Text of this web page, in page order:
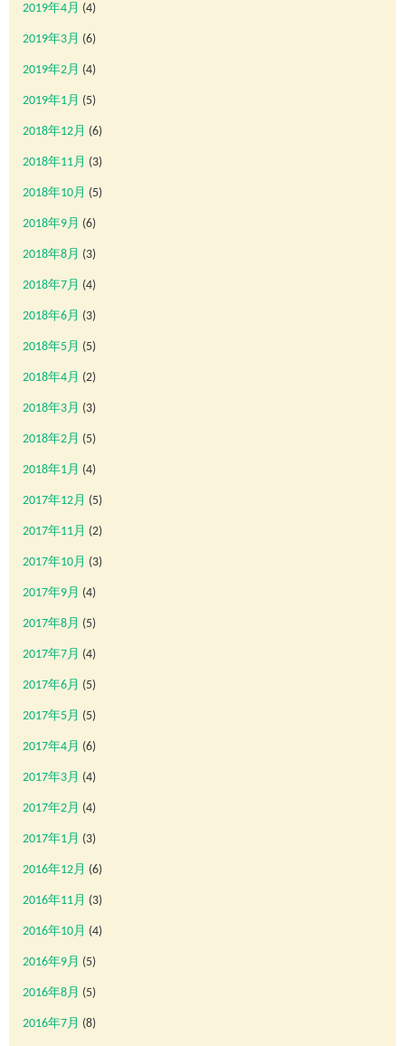
2019年4月 (4)
2019年3月 (6)
2019年2月 (4)
2019年1月 (5)
2018年12月 (6)
2018年11月 (3)
2018年10月 (5)
2018年9月 (6)
2018年8月 (3)
2018年7月 (4)
2018年6月 (3)
2018年5月 (5)
2018年4月 (2)
2018年3月 (3)
2018年2月 (5)
2018年1月 (4)
2017年12月 (5)
2017年11月 (2)
2017年10月 (3)
2017年9月 (4)
2017年8月 (5)
2017年7月 (4)
2017年6月 (5)
2017年5月 (5)
2017年4月 (6)
2017年3月 (4)
2017年2月 (4)
2017年1月 (3)
2016年12月 (6)
2016年11月 (3)
2016年10月 (4)
2016年9月 (5)
2016年8月 (5)
2016年7月 (8)